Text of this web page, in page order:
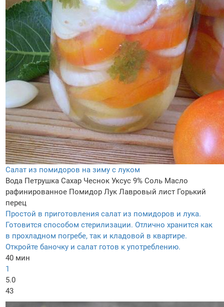
Салат из помидоров на зиму с луком
Вода Петрушка Сахар Чеснок Уксус 9% Соль Масло
рафинированное Помидор Лук Лавровый лист Горький
перец
Простой в приготовления салат из помидоров и лука.
Готовится способом стерилизации. Отлично хранится как
в прохладном погребе, так и кладовой в квартире.
Откройте баночку и салат готов к употреблению.
40 мин
1
5.0
43